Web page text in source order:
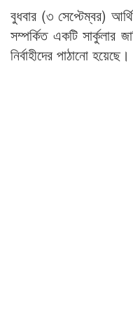
বুধবার (৩ সেপ্টেম্বর)
সম্পর্কিত একটি সার্কুলার
নির্বাহীদের পাঠানো হয়েছে।